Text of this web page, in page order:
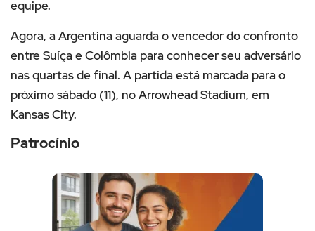
equipe.
Agora, a Argentina aguarda o vencedor do confronto
entre Suíça e Colômbia para conhecer seu adversário
nas quartas de final. A partida está marcada para o
próximo sábado (11), no Arrowhead Stadium, em
Kansas City.
Patrocínio